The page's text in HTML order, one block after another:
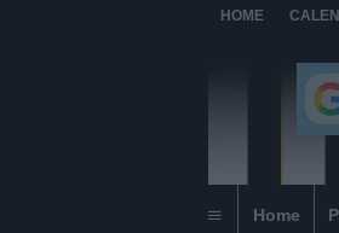
HOME
Home